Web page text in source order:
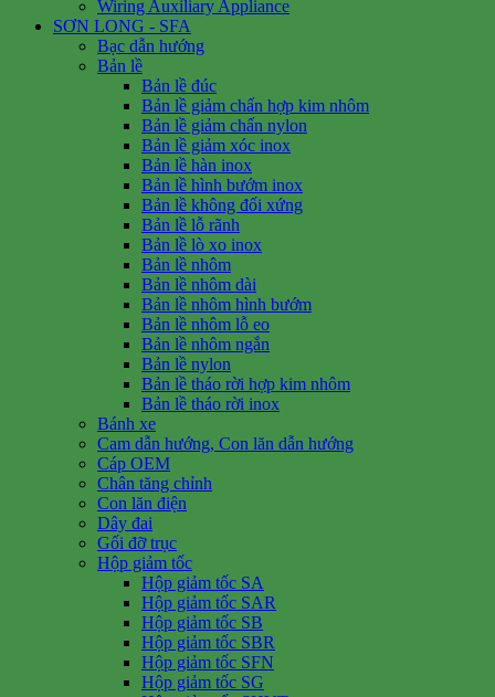
Wiring Auxiliary Appliance
SƠN LONG - SFA
Bạc dẫn hướng
Bản lề
Bản lề đúc
Bản lề giảm chấn hợp kim nhôm
Bản lề giảm chấn nylon
Bản lề giảm xóc inox
Bản lề hàn inox
Bản lề hình bướm inox
Bản lề không đối xứng
Bản lề lỗ rãnh
Bản lề lò xo inox
Bản lề nhôm
Bản lề nhôm dài
Bản lề nhôm hình bướm
Bản lề nhôm lỗ eo
Bản lề nhôm ngắn
Bản lề nylon
Bản lề tháo rời hợp kim nhôm
Bản lề tháo rời inox
Bánh xe
Cam dẫn hướng, Con lăn dẫn hướng
Cáp OEM
Chân tăng chỉnh
Con lăn điện
Dây đai
Gối đỡ trục
Hộp giảm tốc
Hộp giảm tốc SA
Hộp giảm tốc SAR
Hộp giảm tốc SB
Hộp giảm tốc SBR
Hộp giảm tốc SFN
Hộp giảm tốc SG